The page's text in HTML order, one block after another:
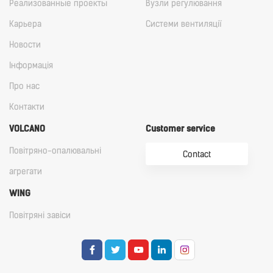
Реализованные проекты
Карьера
Новости
Iнформація
Про нас
Контакти
Вузли регулювання
Cистеми вентиляції
VOLCANO
Повітряно-опалювальні
агрегати
WING
Повітряні завіси
Customer service
Contact